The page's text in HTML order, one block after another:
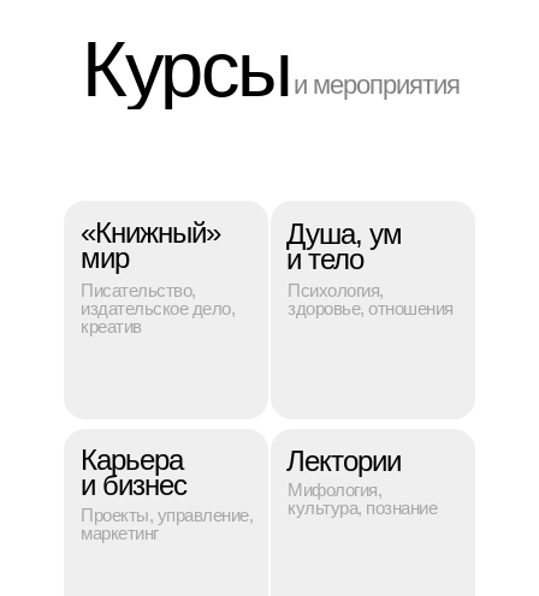
Курсы и мероприятия
«Книжный»
мир
Душа, ум
и тело
Карьера
и бизнес
Лектории
Писательство,
издательское дело,
креатив
Мифология,
культура, познание
Психология,
здоровье, отношения
Проекты, управление,
маркетинг